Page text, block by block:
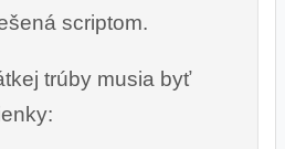
scriptom.
trúby musia byť